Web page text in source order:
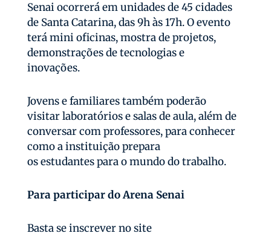
Senai ocorrerá em unidades de 45 cidades
de Santa Catarina, das 9h às 17h. O evento
terá mini oficinas, mostra de projetos,
demonstrações de tecnologias e
inovações.
Jovens e familiares também poderão
visitar laboratórios e salas de aula, além de
conversar com professores, para conhecer
como a instituição prepara
os estudantes para o mundo do trabalho.
Para participar do Arena Senai
Basta se inscrever no site